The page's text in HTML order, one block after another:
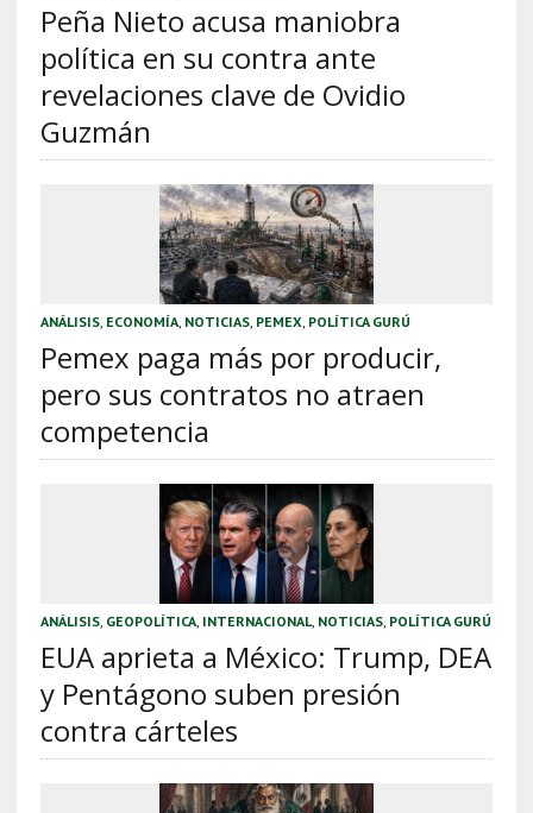
Peña Nieto acusa maniobra
política en su contra ante
revelaciones clave de Ovidio
Guzmán
ANÁLISIS, ECONOMÍA, NOTICIAS, PEMEX, POLÍTICA GURÚ
Pemex paga más por producir,
pero sus contratos no atraen
competencia
ANÁLISIS, GEOPOLÍTICA, INTERNACIONAL, NOTICIAS, POLÍTICA GURÚ
EUA aprieta a México: Trump, DEA
y Pentágono suben presión
contra cárteles